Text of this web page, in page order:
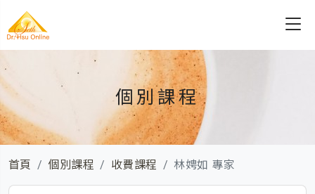
個別課程
首頁 個別課程 收費課程 林娉如 專家